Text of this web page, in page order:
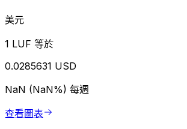
美元
1 LUF 等於
0.0285631 USD
NaN (NaN%) 每週
查看圖表